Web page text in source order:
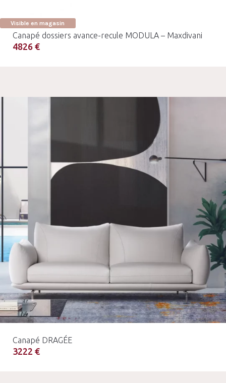
Visible en magasin
Canapé dossiers avance-recule MODULA – Maxdivani
4826 €
Canapé DRAGÉE
3222 €